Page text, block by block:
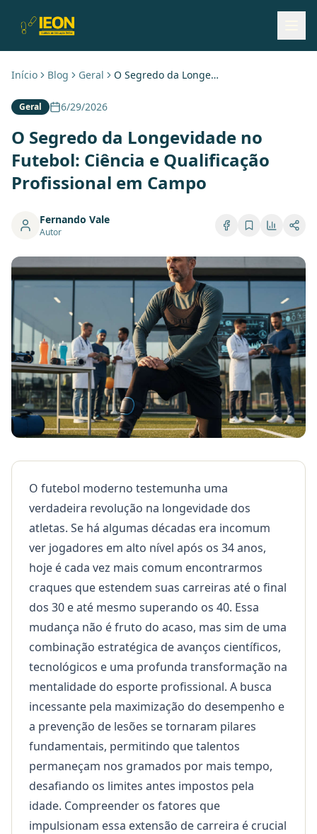
Início Blog Geral O Segredo da Longevidade no Futebol: Ciência e Qualificação Profissional em Campo
Geral 6/29/2026
O Segredo da Longevidade no
Futebol: Ciência e Qualificação
Profissional em Campo
Fernando Vale
Autor
O futebol moderno testemunha uma
verdadeira revolução na longevidade dos
atletas. Se há algumas décadas era incomum
ver jogadores em alto nível após os 34 anos,
hoje é cada vez mais comum encontrarmos
craques que estendem suas carreiras até o final
dos 30 e até mesmo superando os 40. Essa
mudança não é fruto do acaso, mas sim de uma
combinação estratégica de avanços científicos,
tecnológicos e uma profunda transformação na
mentalidade do esporte profissional. A busca
incessante pela maximização do desempenho e
a prevenção de lesões se tornaram pilares
fundamentais, permitindo que talentos
permaneçam nos gramados por mais tempo,
desafiando os limites antes impostos pela
idade. Compreender os fatores que
impulsionam essa extensão de carreira é crucial